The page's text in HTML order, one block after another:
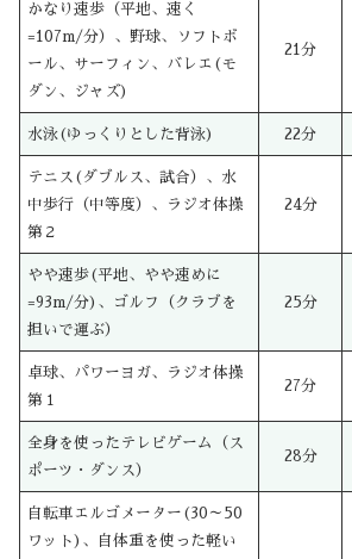
かなり速歩（平地、速く
=107m/分）、野球、ソフトボ
ール、サーフィン、バレエ(モ
ダン、ジャズ)
21分
水泳(ゆっくりとした背泳) 22分
テニス(ダブルス、試合）、水
中歩行（中等度）、ラジオ体操
第２
24分
やや速歩(平地、やや速めに
=93m/分)、ゴルフ（クラブを
担いで運ぶ）
25分
卓球、パワーヨガ、ラジオ体操
第１
27分
全身を使ったテレビゲーム（ス
ポーツ・ダンス）
28分
自転車エルゴメーター(30～50
ワット)、自体重を使った軽い